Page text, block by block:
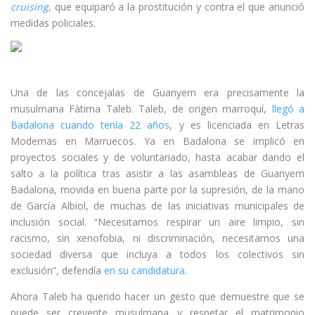
cruising, que equiparó a la prostitución y contra el que anunció
medidas policiales.
Una de las concejalas de Guanyem era precisamente la
musulmana Fàtima Taleb. Taleb, de origen marroquí, llegó a
Badalona cuando tenía 22 años, y es licenciada en Letras
Modernas en Marruecos. Ya en Badalona se implicó en
proyectos sociales y de voluntariado, hasta acabar dando el
salto a la política tras asistir a las asambleas de Guanyem
Badalona, movida en buena parte por la supresión, de la mano
de García Albiol, de muchas de las iniciativas municipales de
inclusión social. “Necesitamos respirar un aire limpio, sin
racismo, sin xenofobia, ni discriminación, necesitamos una
sociedad diversa que incluya a todos los colectivos sin
exclusión”, defendía en su candidatura.
Ahora Taleb ha querido hacer un gesto que demuestre que se